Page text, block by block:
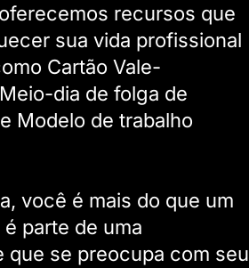
recursos que
sua vida profissional
Cartão Vale-
dia de folga de
Modelo de trabalho
você é mais do que um
parte de uma
que se preocupa com seu